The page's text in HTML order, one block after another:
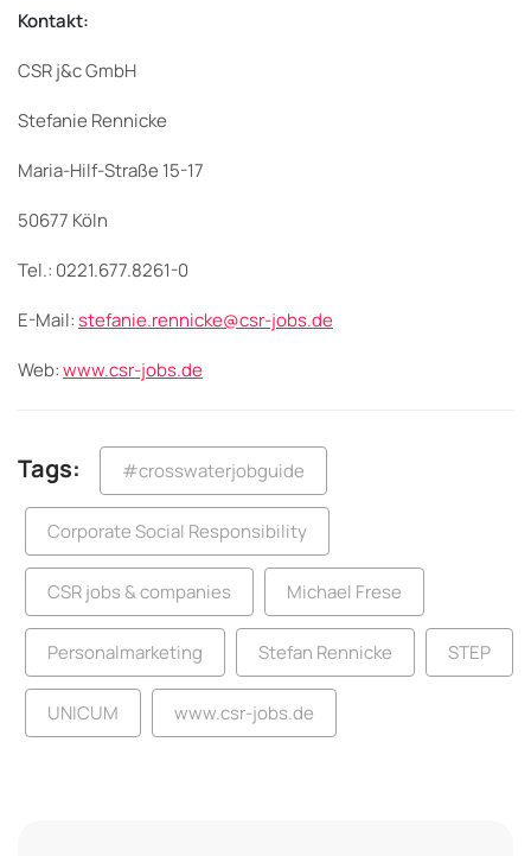
Kontakt:
CSR j&c GmbH
Stefanie Rennicke
Maria-Hilf-Straße 15-17
50677 Köln
Tel.: 0221.677.8261-0
E-Mail:stefanie.rennicke@csr-jobs.de
Web:www.csr-jobs.de
Tags: #crosswaterjobguide
Corporate Social Responsibility
CSR jobs & companies Michael Frese
Personalmarketing Stefan Rennicke STEP
UNICUM www.csr-jobs.de